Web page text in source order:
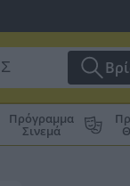
Πρόγραμμα
Σινεμά